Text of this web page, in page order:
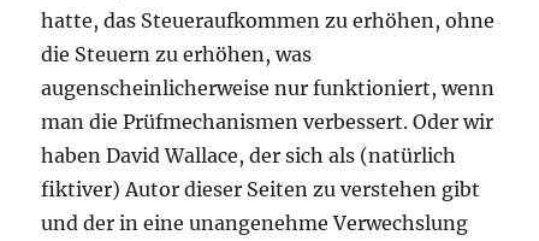
hatte, das Steueraufkommen zu erhöhen, ohne
die Steuern zu erhöhen, was
augenscheinlicherweise nur funktioniert, wenn
man die Prüfmechanismen verbessert. Oder wir
haben David Wallace, der sich als (natürlich
fiktiver) Autor dieser Seiten zu verstehen gibt
und der in eine unangenehme Verwechslung